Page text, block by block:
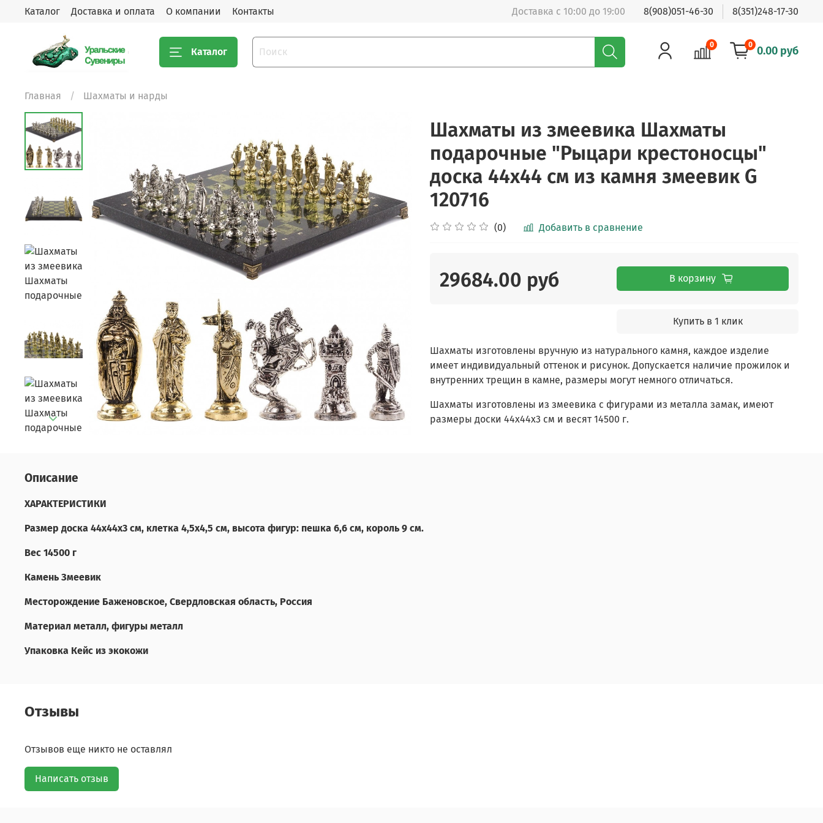
Каталог Доставка и оплата О компании Контакты Доставка с 10:00 до 19:00 8(908)051-46-30 8(351)248-17-30
Каталог
0 0 0.00 руб
Главная Шахматы и нарды
Шахматы из змеевика Шахматы
подарочные "Рыцари крестоносцы"
доска 44х44 см из камня змеевик G
120716
(0) Добавить в сравнение
29684.00 руб В корзину
Купить в 1 клик
Шахматы изготовлены вручную из натурального камня, каждое изделие
имеет индивидуальный оттенок и рисунок. Допускается наличие прожилок и
внутренних трещин в камне, размеры могут немного отличаться.
Шахматы изготовлены из змеевика с фигурами из металла замак, имеют
размеры доски 44х44х3 см и весят 14500 г.
Описание
ХАРАКТЕРИСТИКИ
Размер доска 44х44х3 см, клетка 4,5х4,5 см, высота фигур: пешка 6,6 см, король 9 см.
Вес 14500 г
Камень Змеевик
Месторождение Баженовское, Свердловская область, Россия
Материал металл, фигуры металл
Упаковка Кейс из экокожи
Отзывы
Отзывов еще никто не оставлял
Написать отзыв